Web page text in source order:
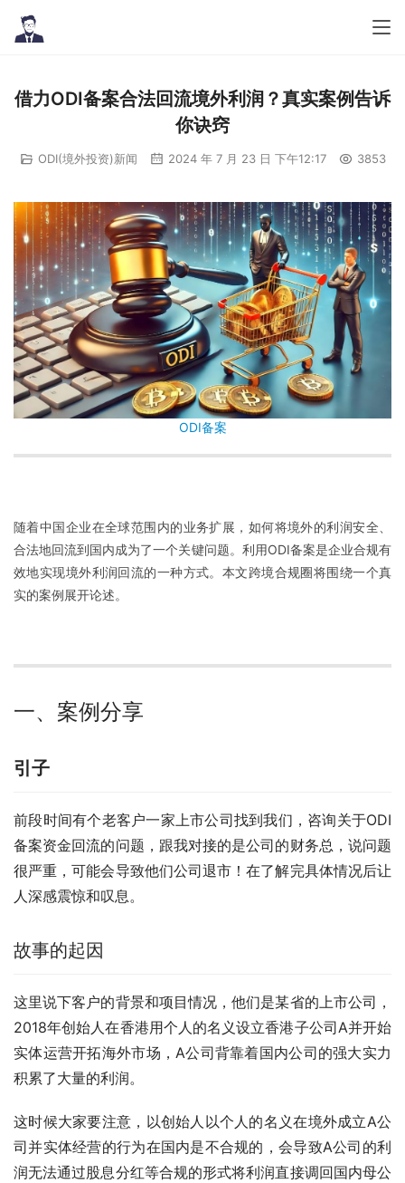
借力ODI备案合法回流境外利润？真实案例告诉
你诀窍
ODI(境外投资)新闻 2024 年 7 月 23 日 下午12:17 3853
ODI备案
随着中国企业在全球范围内的业务扩展，如何将境外的利润安全、
合法地回流到国内成为了一个关键问题。利用ODI备案是企业合规有
效地实现境外利润回流的一种方式。本文跨境合规圈将围绕一个真
实的案例展开论述。
一、案例分享
引子
前段时间有个老客户一家上市公司找到我们，咨询关于ODI
备案资金回流的问题，跟我对接的是公司的财务总，说问题
很严重，可能会导致他们公司退市！在了解完具体情况后让
人深感震惊和叹息。
故事的起因
这里说下客户的背景和项目情况，他们是某省的上市公司，
2018年创始人在香港用个人的名义设立香港子公司A并开始
实体运营开拓海外市场，A公司背靠着国内公司的强大实力
积累了大量的利润。
这时候大家要注意，以创始人以个人的名义在境外成立A公
司并实体经营的行为在国内是不合规的，会导致A公司的利
润无法通过股息分红等合规的形式将利润直接调回国内母公